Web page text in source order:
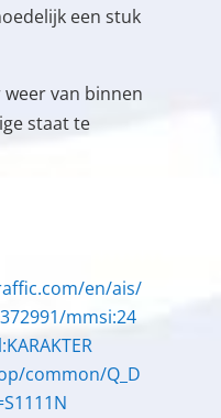
een stuk
van binnen
staat te
en/ais/
mmsi:24
common/Q_D